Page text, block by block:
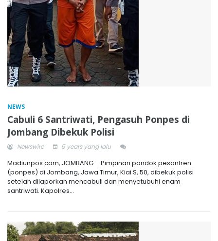
NEWS
Cabuli 6 Santriwati, Pengasuh Ponpes di
Jombang Dibekuk Polisi
Newswire 5 years yang lalu
Madiunpos.com, JOMBANG – Pimpinan pondok pesantren
(ponpes) di Jombang, Jawa Timur, Kiai S, 50, dibekuk polisi
setelah dilaporkan mencabuli dan menyetubuhi enam
santriwati. Kapolres...